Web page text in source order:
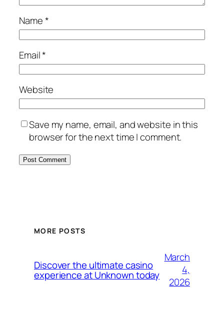
Name*
Email*
Website
Save my name, email, and website in this
browser for the next time I comment.
MORE POSTS
Discover the ultimate casino
experience at Unknown today
March
4,
2026